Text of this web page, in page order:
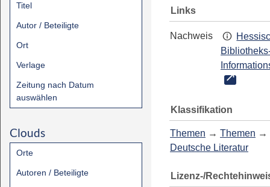
Titel
Autor / Beteiligte
Ort
Verlage
Zeitung nach Datum
auswählen
Clouds
Orte
Autoren / Beteiligte
Links
Nachweis
Klassifikation
Themen → Themen →
Deutsche Literatur
Lizenz-/